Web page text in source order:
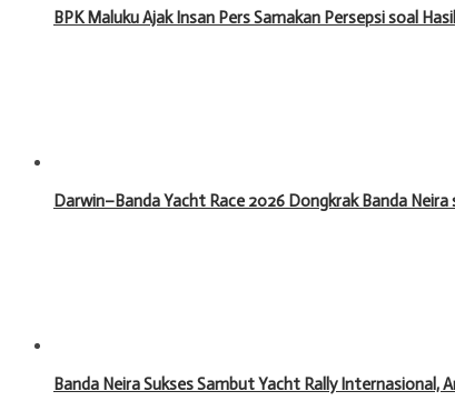
BPK Maluku Ajak Insan Pers Samakan Persepsi soal
Darwin–Banda Yacht Race 2026 Dongkrak Banda
Banda Neira Sukses Sambut Yacht Rally Internasional,